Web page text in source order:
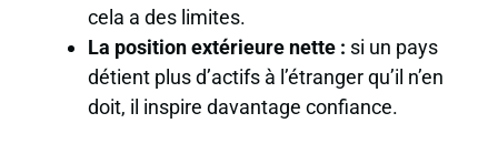
cela a des limites.
La position extérieure nette : si un pays
détient plus d’actifs à l’étranger qu’il n’en
doit, il inspire davantage confiance.